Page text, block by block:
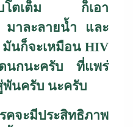
ติบโตเต็ม ก็เอา
าละลายน้ำ และ
นก็จะเหมือน HIV
นกนะครับ ที่แพร่
พันครับ นะครับ
จะมีประสิทธิภาพ